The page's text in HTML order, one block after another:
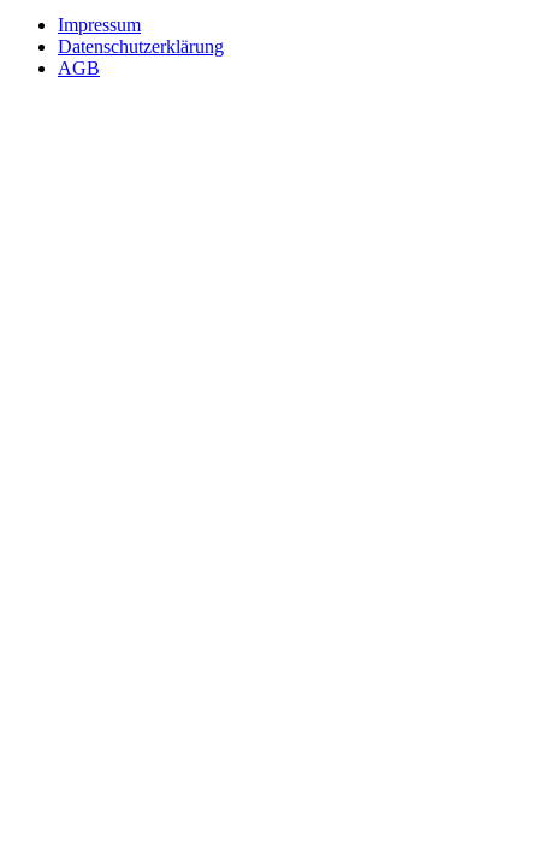
Impressum
Datenschutzerklärung
AGB